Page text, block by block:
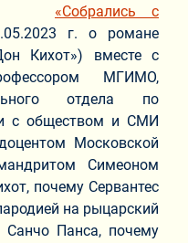
«Собрались с
г. о романе
Кихот») вместе с
МГИМО,
отдела по
с обществом и СМИ
Московской
Симеоном
почему Сервантес
на рыцарский
Панса, почему